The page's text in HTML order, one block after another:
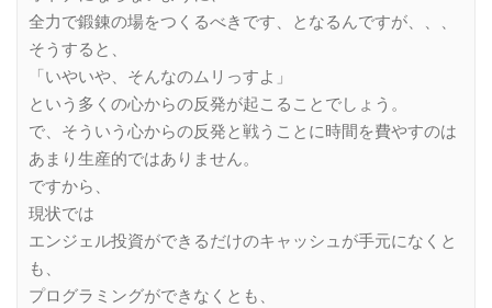
全力で鍛錬の場をつくるべきです、となるんですが、、、
そうすると、
「いやいや、そんなのムリっすよ」
という多くの心からの反発が起こることでしょう。
で、そういう心からの反発と戦うことに時間を費やすのは
あまり生産的ではありません。
ですから、
現状では
エンジェル投資ができるだけのキャッシュが手元になくと
も、
プログラミングができなくとも、